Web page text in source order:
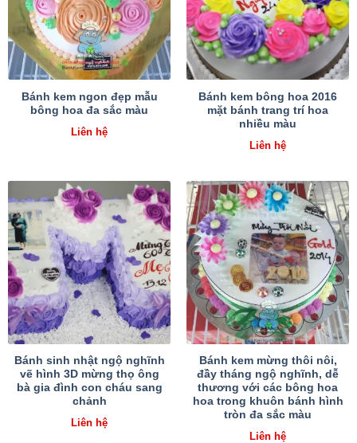
Bánh kem ngon đẹp mẫu
bông hoa đa sắc màu
Liên hệ
Bánh kem bông hoa 2016
mặt bánh trang trí hoa
nhiều màu
Liên hệ
Bánh sinh nhật ngộ nghĩnh
vẽ hình 3D mừng thọ ông
bà gia đình con cháu sang
chảnh
Liên hệ
Bánh kem mừng thôi nôi,
đầy tháng ngộ nghĩnh, dễ
thương với các bông hoa
hoa trong khuôn bánh hình
tròn đa sắc màu
Liên hệ